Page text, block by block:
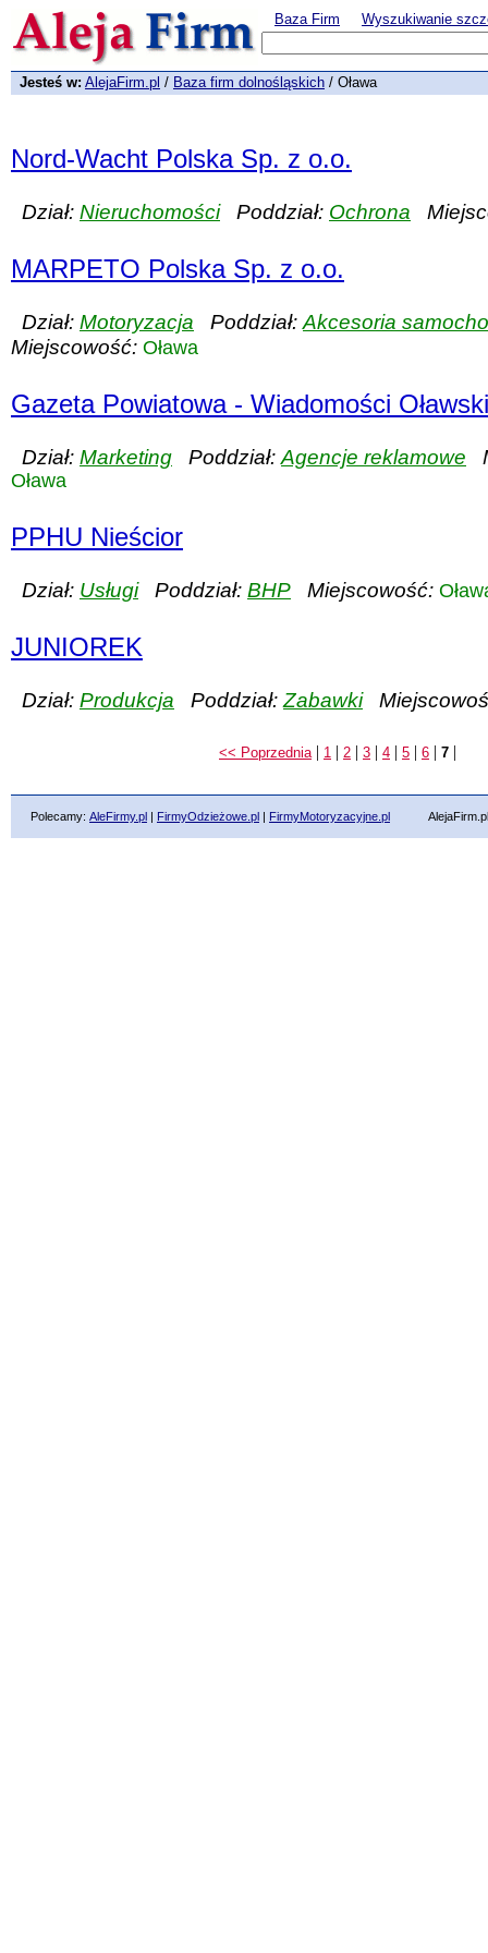
Baza Firm Wyszukiwanie
Jesteś w: AlejaFirm.pl / Baza firm dolnośląskich / Oława
Nord-Wacht Polska Sp. z o.o.
Dział: NieruchomościPoddział: Ochrona
MARPETO Polska Sp. z o.o.
Dział: Motoryzacja Poddział: Akcesoria
Miejscowość: Oława
Gazeta Powiatowa - Wiadomości
Dział: Marketing Poddział: Agencje reklamowe
Oława
PPHU Nieścior
Dział: UsługiPoddział: BHP Miejscowość:
JUNIOREK
Dział: Produkcja Poddział: Zabawki
<< Poprzednia | 1 | 2 | 3 | 4 | 5 | 6 | 7 |
Polecamy: AleFirmy.pl | FirmyOdzieżowe.pl | FirmyMotoryzacyjne.pl AlejaFirm.pl